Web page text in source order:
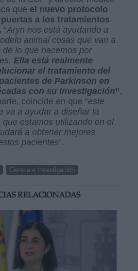
que el nuevo protocolo
a los tratamientos
“Aryn nos está ayudando a
animal cosas que van a
de lo que hacemos por
Ella está realmente
el tratamiento del
de Parkinson en
con su investigación”.
coincide en que “este
va a ayudar a diseñar la
estamos utilizando en el
a obtener mejores
pacientes”.
Ciencia e Investigación
RELACIONADAS